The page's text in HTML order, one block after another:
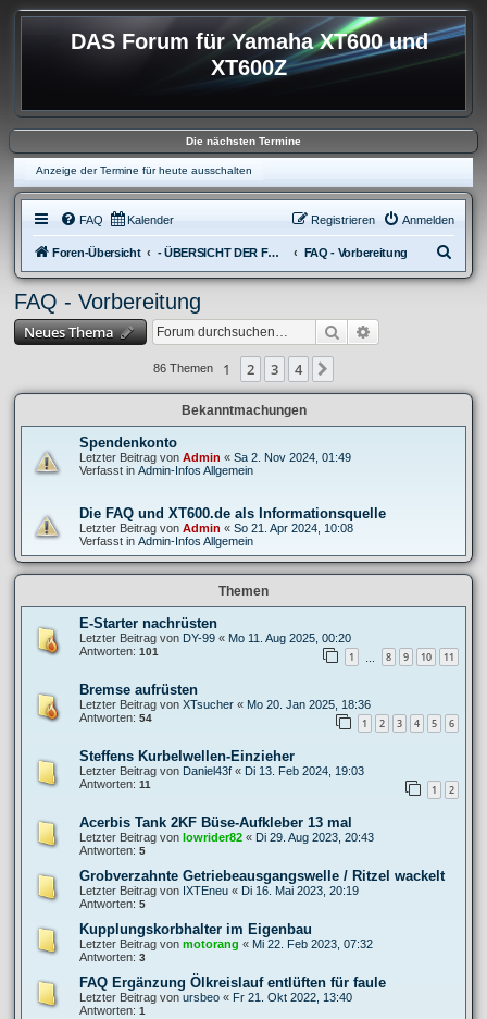
DAS Forum für Yamaha XT600 und
XT600Z
Die nächsten Termine
Anzeige der Termine für heute ausschalten
FAQ Kalender Anmelden
Registrieren
Foren-Übersicht - ÜBERSICHT DER FOREN XT600 FAQ - Vorbereitung
u
FAQ - Vorbereitung
Neues Thema Suche
86 Themen 1 2 3 4
Bekanntmachungen
Spendenkonto
Letzter Beitrag von Admin « Sa 2. Nov 2024, 01:49
Verfasst in Admin-Infos Allgemein
Die FAQ und XT600.de als Informationsquelle
Letzter Beitrag von Admin « So 21. Apr 2024, 10:08
Verfasst in Admin-Infos Allgemein
Themen
E-Starter nachrüsten
Letzter Beitrag von DY-99 « Mo 11. Aug 2025, 00:20
Antworten: 101 1 … 8 9 10 11
Bremse aufrüsten
Letzter Beitrag von XTsucher « Mo 20. Jan 2025, 18:36
Antworten: 54 1 2 3 4 5 6
Steffens Kurbelwellen-Einzieher
Letzter Beitrag von Daniel43f « Di 13. Feb 2024, 19:03
Antworten: 11 1 2
Acerbis Tank 2KF Büse-Aufkleber 13 mal
Letzter Beitrag von lowrider82 « Di 29. Aug 2023, 20:43
Antworten: 5
Grobverzahnte Getriebeausgangswelle / Ritzel wackelt
Letzter Beitrag von IXTEneu « Di 16. Mai 2023, 20:19
Antworten: 5
Kupplungskorbhalter im Eigenbau
Letzter Beitrag von motorang « Mi 22. Feb 2023, 07:32
Antworten: 3
FAQ Ergänzung Ölkreislauf entlüften für faule
Letzter Beitrag von ursbeo « Fr 21. Okt 2022, 13:40
Antworten: 1